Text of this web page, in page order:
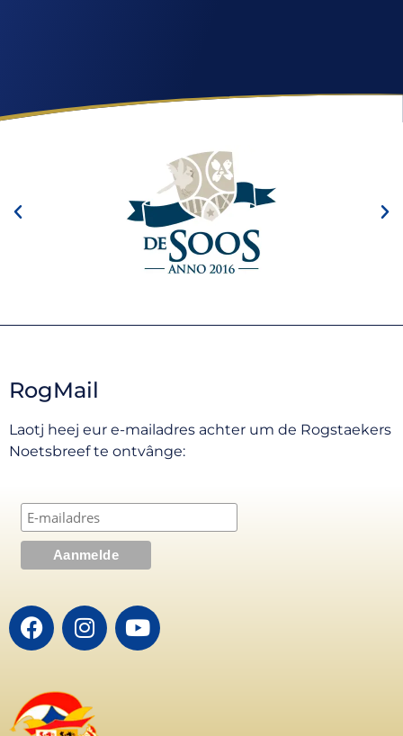
RogMail
Laotj heej eur e-mailadres achter um de Rogstaekers
Noetsbreef te ontvânge: